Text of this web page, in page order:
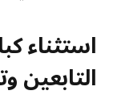
استثناء
التابعين